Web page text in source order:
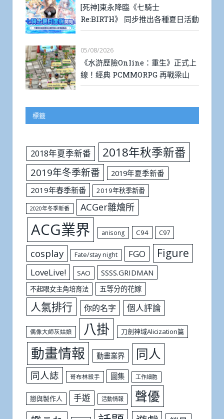
[死神]東永降臨《七騎士
Re:BIRTH》 同步推出各種夏日活動
05/08/2026
《水滸歷險Online：重生》正式上
線！經典 PCMMORPG 再戰梁山
標籤
2018年夏季新番 2018年秋季新番
2019年冬季新番
2019年夏季新番
2019年春季新番
2019年秋季新番
2020年冬季新番 ACGer雜燴所
ACG業界 anisong C94 C97
cosplay Fate/stay night FGO Figure
LoveLive! SAO SSSS.GRIDMAN
不起眼女主角培育法 五等分的花嫁
人氣排行 你的名字 個人評論
偶像大師灰姑娘 八掛 刀劍神域Alicization篇
動畫情報 動畫業界 同人
同人誌 哥布林殺手 圖集 工作細胞
戀與製作人 手遊 活動情報 聲優